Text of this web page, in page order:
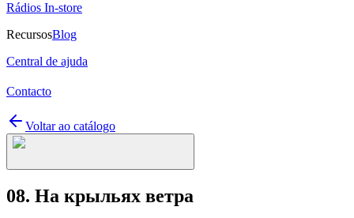
Rádios In-store
RecursosBlog
Central de ajuda
Contacto
Voltar ao catálogo
08. На крыльях ветра